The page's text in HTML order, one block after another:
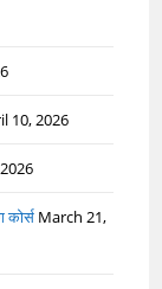
10, 2026
कोर्स March 21,